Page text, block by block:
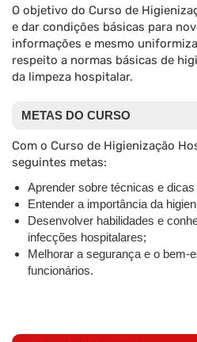
O objetivo do Curso de
e dar condições básicas para
informações e mesmo
respeito a normas básicas de
da limpeza hospitalar.
METAS DO CURSO
Com o Curso de Higienização
seguintes metas:
Aprender sobre técnicas e
Entender a importância da
Desenvolver habilidades e
infecções hospitalares;
Melhorar a segurança e o bem-
funcionários.